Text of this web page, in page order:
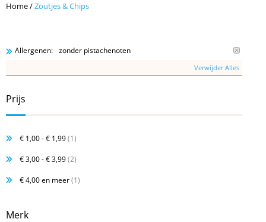
Home/Zoutjes & Chips
Allergenen: zonder pistachenoten
Verwijder Alles
Prijs
€ 1,00-€ 1,99(1)
€ 3,00-€ 3,99(2)
€ 4,00en meer(1)
Merk